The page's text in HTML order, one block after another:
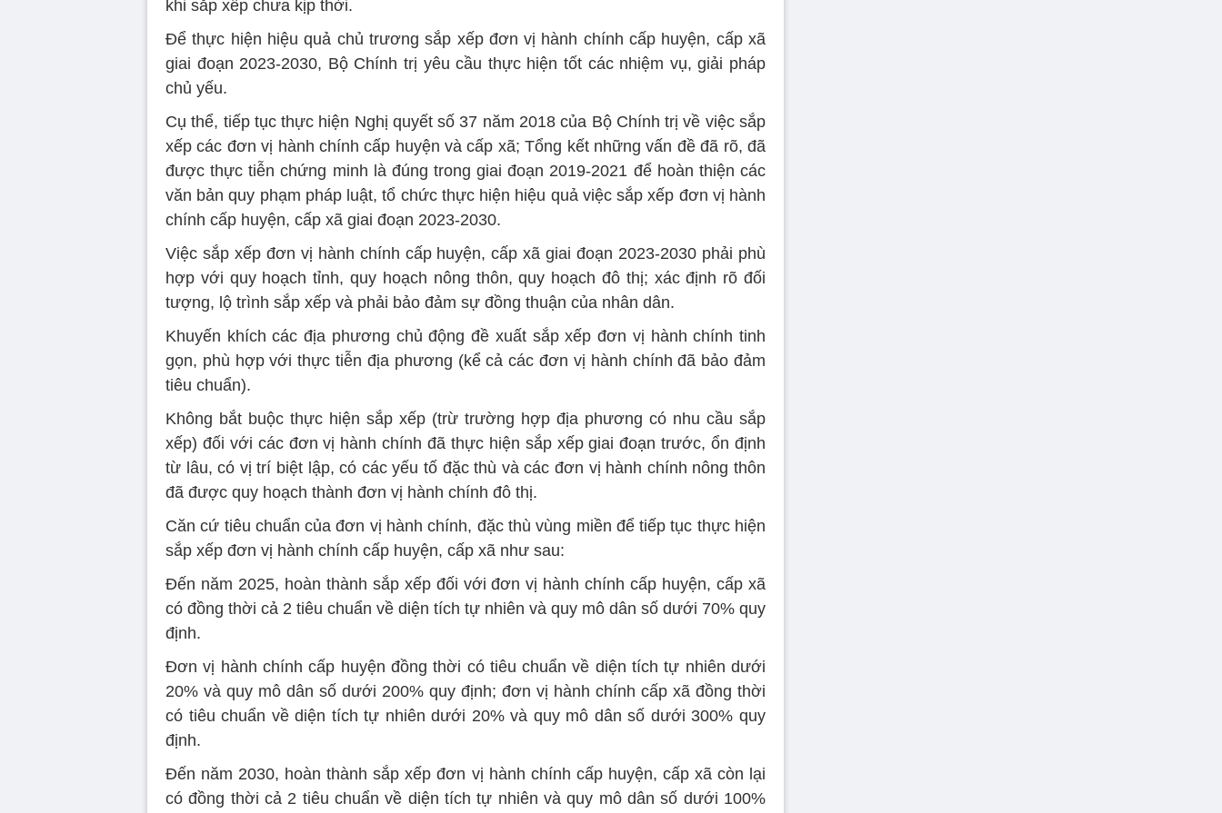
khi sắp xếp chưa kịp thời.
Để thực hiện hiệu quả chủ trương sắp xếp đơn vị hành chính cấp huyện, cấp xã
giai đoạn 2023-2030, Bộ Chính trị yêu cầu thực hiện tốt các nhiệm vụ, giải pháp
chủ yếu.
Cụ thể, tiếp tục thực hiện Nghị quyết số 37 năm 2018 của Bộ Chính trị về việc sắp
xếp các đơn vị hành chính cấp huyện và cấp xã; Tổng kết những vấn đề đã rõ, đã
được thực tiễn chứng minh là đúng trong giai đoạn 2019-2021 để hoàn thiện các
văn bản quy phạm pháp luật, tổ chức thực hiện hiệu quả việc sắp xếp đơn vị hành
chính cấp huyện, cấp xã giai đoạn 2023-2030.
Việc sắp xếp đơn vị hành chính cấp huyện, cấp xã giai đoạn 2023-2030 phải phù
hợp với quy hoạch tỉnh, quy hoạch nông thôn, quy hoạch đô thị; xác định rõ đối
tượng, lộ trình sắp xếp và phải bảo đảm sự đồng thuận của nhân dân.
Khuyến khích các địa phương chủ động đề xuất sắp xếp đơn vị hành chính tinh
gọn, phù hợp với thực tiễn địa phương (kể cả các đơn vị hành chính đã bảo đảm
tiêu chuẩn).
Không bắt buộc thực hiện sắp xếp (trừ trường hợp địa phương có nhu cầu sắp
xếp) đối với các đơn vị hành chính đã thực hiện sắp xếp giai đoạn trước, ổn định
từ lâu, có vị trí biệt lập, có các yếu tố đặc thù và các đơn vị hành chính nông thôn
đã được quy hoạch thành đơn vị hành chính đô thị.
Căn cứ tiêu chuẩn của đơn vị hành chính, đặc thù vùng miền để tiếp tục thực hiện
sắp xếp đơn vị hành chính cấp huyện, cấp xã như sau:
Đến năm 2025, hoàn thành sắp xếp đối với đơn vị hành chính cấp huyện, cấp xã
có đồng thời cả 2 tiêu chuẩn về diện tích tự nhiên và quy mô dân số dưới 70% quy
định.
Đơn vị hành chính cấp huyện đồng thời có tiêu chuẩn về diện tích tự nhiên dưới
20% và quy mô dân số dưới 200% quy định; đơn vị hành chính cấp xã đồng thời
có tiêu chuẩn về diện tích tự nhiên dưới 20% và quy mô dân số dưới 300% quy
định.
Đến năm 2030, hoàn thành sắp xếp đơn vị hành chính cấp huyện, cấp xã còn lại
có đồng thời cả 2 tiêu chuẩn về diện tích tự nhiên và quy mô dân số dưới 100%